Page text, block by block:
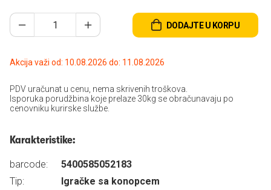
DODAJTE U KORPU
Akcija važi od: 10.08.2026 do: 11.08.2026
PDV uračunat u cenu, nema skrivenih troškova.
Isporuka porudžbina koje prelaze 30kg se obračunavaju po
cenovniku kurirske službe.
Karakteristike:
barcode:
5400585052183
Tip:
Igračke sa konopcem